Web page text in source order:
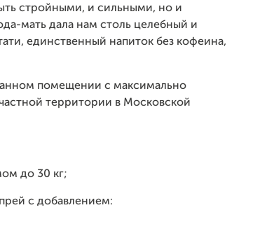
стройными, и сильными, но и
мать дала нам столь целебный и
единственный напиток без кофеина,
помещении с максимально
территории в Московской
до 30 кг;
с добавлением: